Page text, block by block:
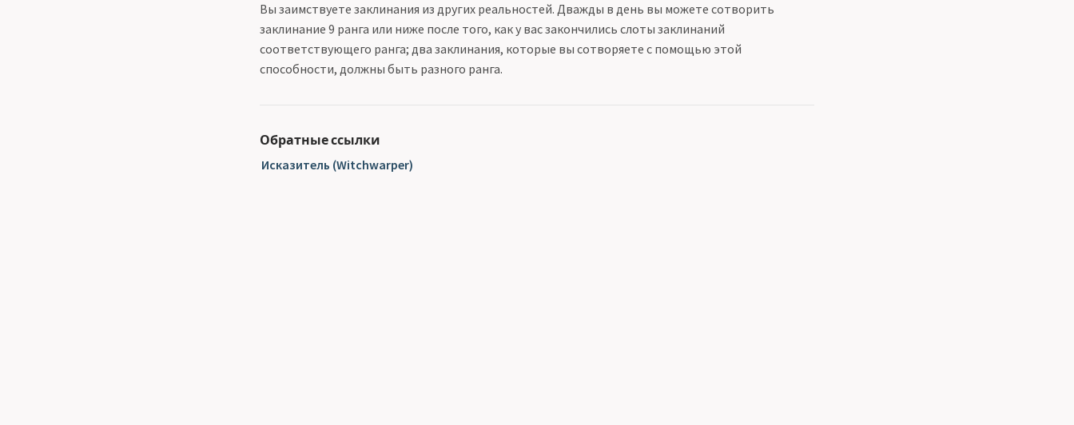
Вы заимствуете заклинания из других реальностей. Дважды в день вы можете сотворить
заклинание 9 ранга или ниже после того, как у вас закончились слоты заклинаний
соответствующего ранга; два заклинания, которые вы сотворяете с помощью этой
способности, должны быть разного ранга.
Обратные ссылки
Исказитель (Witchwarper)